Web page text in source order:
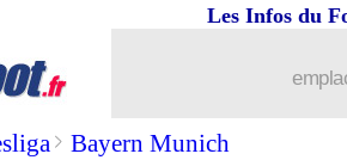
> Bayern Munich
Les Infos du
pas épargné par son